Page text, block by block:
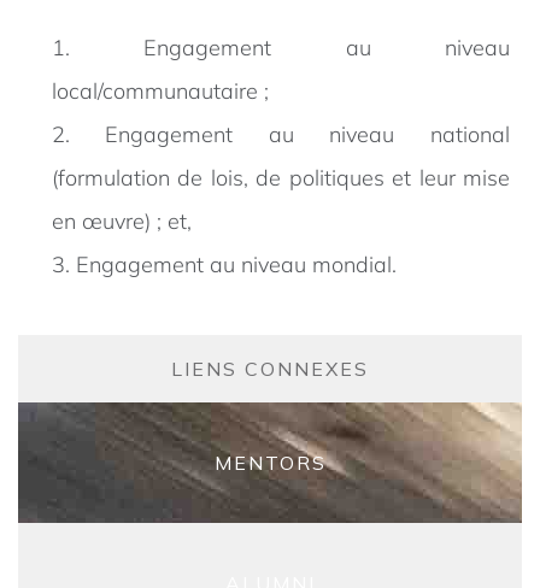
1. Engagement au niveau
local/communautaire ;
2. Engagement au niveau national
(formulation de lois, de politiques et leur mise
en œuvre) ; et,
3. Engagement au niveau mondial.
LIENS CONNEXES
MENTORS